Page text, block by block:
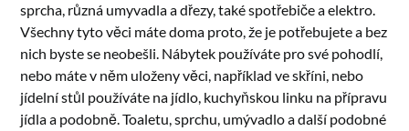
sprcha, různá umyvadla a dřezy, také spotřebiče a elektro.
Všechny tyto věci máte doma proto, že je potřebujete a bez
nich byste se neobešli. Nábytek používáte pro své pohodlí,
nebo máte v něm uloženy věci, například ve skříni, nebo
jídelní stůl používáte na jídlo, kuchyňskou linku na přípravu
jídla a podobně. Toaletu, sprchu, umývadlo a další podobné